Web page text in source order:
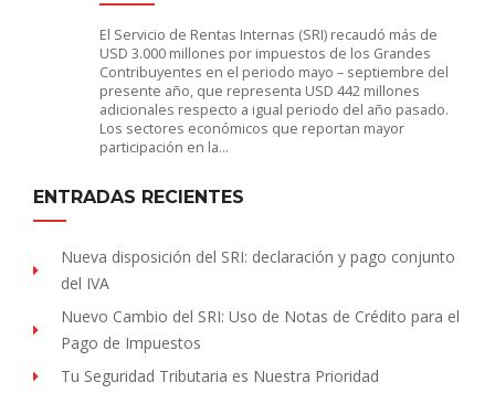
El Servicio de Rentas Internas (SRI) recaudó más de
USD 3.000 millones por impuestos de los Grandes
Contribuyentes en el periodo mayo – septiembre del
presente año, que representa USD 442 millones
adicionales respecto a igual periodo del año pasado.
Los sectores económicos que reportan mayor
participación en la…
ENTRADAS RECIENTES
Nueva disposición del SRI: declaración y pago conjunto
del IVA
Nuevo Cambio del SRI: Uso de Notas de Crédito para el
Pago de Impuestos
Tu Seguridad Tributaria es Nuestra Prioridad